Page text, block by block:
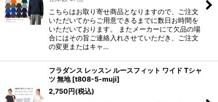
こちらはお取り寄せ商品となりますので、ご注文
いただいてからご用意できるまでに数日お時間を
いただいております。 またメーカーにて欠品の場
合にはその旨ご連絡入れさせていただき、ご注文
の変更またはキャ…
フラダンス レッスン ルースフィット ワイド Tシャ
ツ 無地 [t808-5-muji]
2,750円(税込)